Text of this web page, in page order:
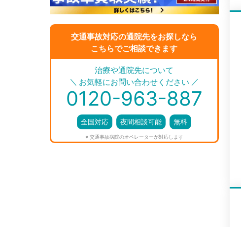
交通事故対応の通院先をお探しなら
こちらでご相談できます
＼ ／
治療や通院先について
お気軽にお問い合わせください
0120-963-887
全国対応 夜間相談可能 無料
※ 交通事故病院のオペレーターが対応します